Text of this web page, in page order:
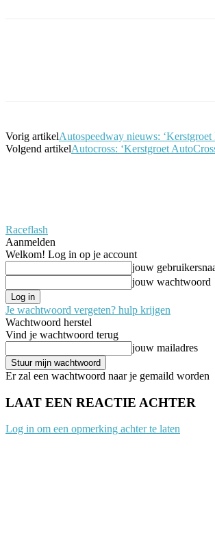
Vorig artikelAutospeedway nieuws:
Volgend artikelAutocross: ‘Kerstgroet
Raceflash
Aanmelden
Welkom! Log in op je account
jouw
jouw wachtwoord
Je wachtwoord vergeten? hulp krijgen
Wachtwoord herstel
Vind je wachtwoord terug
jouw mailadres
Er zal een wachtwoord naar je gemaild worden
LAAT EEN REACTIE ACHTER
Log in om een opmerking achter te laten